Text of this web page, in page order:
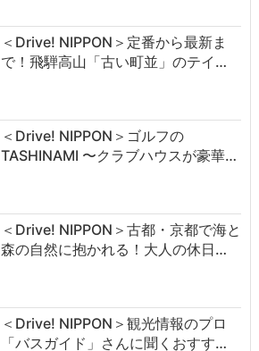
＜Drive! NIPPON＞定番から最新ま
で！飛騨高山「古い町並」のテイ…
＜Drive! NIPPON＞ゴルフの
TASHINAMI 〜クラブハウスが豪華…
＜Drive! NIPPON＞古都・京都で海と
森の自然に抱かれる！大人の休日…
＜Drive! NIPPON＞観光情報のプロ
「バスガイド」さんに聞くおすす…